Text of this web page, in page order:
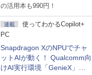
の活用本も990円！
連載
使ってわかるCopilot+
PC
Snapdragon XのNPUでチャ
ットAIが動く！ Qualcomm向
けAI実行環境「GenieX」を